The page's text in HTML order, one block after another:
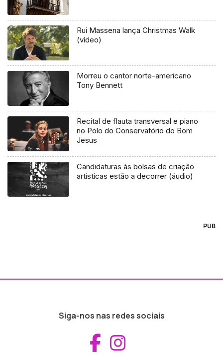
Rui Massena lança Christmas Walk
(vídeo)
Morreu o cantor norte-americano
Tony Bennett
Recital de flauta transversal e piano
no Polo do Conservatório do Bom
Jesus
Candidaturas às bolsas de criação
artísticas estão a decorrer (áudio)
PUB
Siga-nos nas redes sociais
Aceder ao